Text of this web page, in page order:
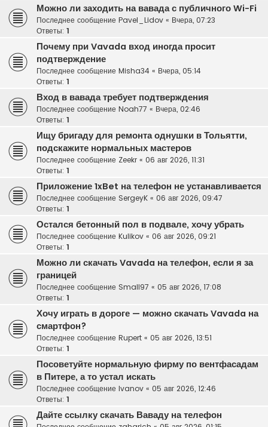
Можно ли заходить на вавада с публичного Wi-Fi
Последнее сообщение Pavel_Lidov « Вчера, 07:23
Ответы: 1
Почему при Vavada вход иногда просит
подтверждение
Последнее сообщение Misha34 « Вчера, 05:14
Ответы: 1
Вход в вавада требует подтверждения
Последнее сообщение Noah77 « Вчера, 02:46
Ответы: 1
Ищу бригаду для ремонта однушки в Тольятти,
подскажите нормальных мастеров
Последнее сообщение Zeekr « 06 авг 2026, 11:31
Ответы: 1
Приложение 1xBet на телефон не устанавливается
Последнее сообщение SergeyK « 06 авг 2026, 09:47
Ответы: 1
Остался бетонный пол в подвале, хочу убрать
Последнее сообщение Kulikov « 06 авг 2026, 09:21
Ответы: 1
Можно ли скачать Vavada на телефон, если я за
границей
Последнее сообщение Small97 « 05 авг 2026, 17:08
Ответы: 1
Хочу играть в дороге — можно скачать Vavada на
смартфон?
Последнее сообщение Rupert « 05 авг 2026, 13:51
Ответы: 1
Посоветуйте нормальную фирму по вентфасадам
в Питере, а то устал искать
Последнее сообщение Ivanov « 05 авг 2026, 12:46
Ответы: 1
Дайте ссылку скачать Ваваду на телефон